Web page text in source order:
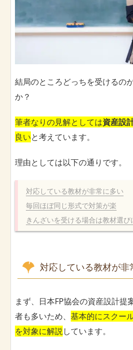
結局のところどっちを受けるの
か？
筆者なりの見解としては資産設
良いと考えています。
理由としては以下の通りです。
対応している教材が非常に多い
毎回ほぼ同じ形式で対策が楽
きんざいを受ける場合は教材選び
対応している教材が非
まず、日本FP協会の資産設計提
者も多いため、 基本的にスクー
を対象に解説しています。